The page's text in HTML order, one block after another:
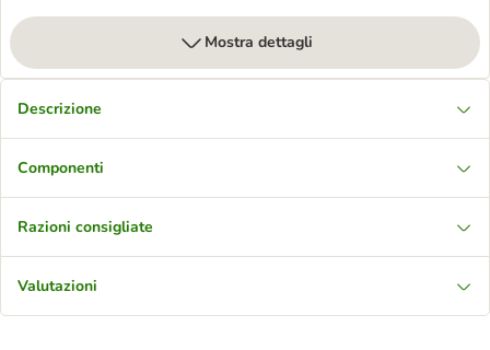
Mostra dettagli
Descrizione
Componenti
Razioni consigliate
Valutazioni